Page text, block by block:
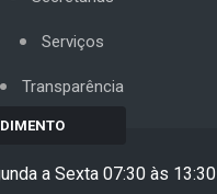
Serviços
Transparência
a Sexta 07:30 às 13:30